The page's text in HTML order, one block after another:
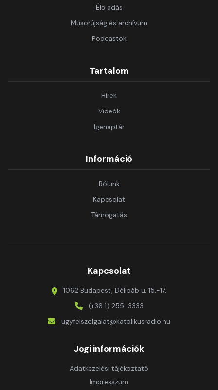
Élő adás
Műsorújság és archívum
Podcastok
Tartalom
Hírek
Videók
Igenaptár
Információ
Rólunk
Kapcsolat
Támogatás
Kapcsolat
1062 Budapest, Délibáb u. 15.-17.
(+36 1) 255-3333
ugyfelszolgalat@katolikusradio.hu
Jogi információk
Adatkezelési tájékoztató
Impresszum